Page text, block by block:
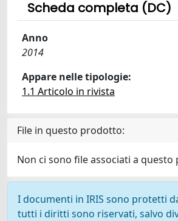
Scheda completa (DC)
Anno
2014
Appare nelle tipologie:
1.1 Articolo in rivista
File in questo prodotto:
Non ci sono file associati a
I documenti in IRIS sono protetti
tutti i diritti sono riservati, salvo